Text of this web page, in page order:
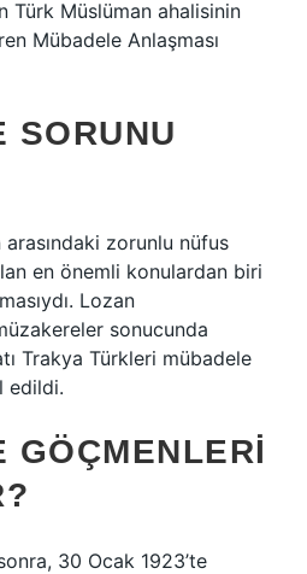
Türk Müslüman ahalisinin
Mübadele Anlaşması
SORUNU
zorunlu nüfus
en önemli konulardan biri
Lozan
sonucunda
Trakya Türkleri mübadele
edildi.
GÖÇMENLERI
30 Ocak 1923’te